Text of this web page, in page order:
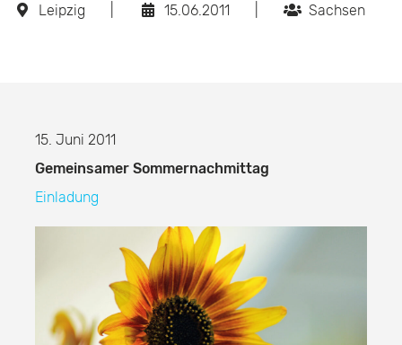
Leipzig 15.06.2011 Sachsen
15. Juni 2011
Gemeinsamer Sommernachmittag
Einladung